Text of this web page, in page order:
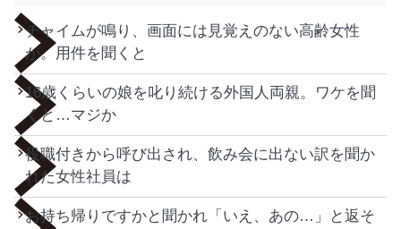
チャイムが鳴り、画面には見覚えのない高齢女性
が。用件を聞くと
16歳くらいの娘を叱り続ける外国人両親。ワケを聞
くと…マジか
役職付きから呼び出され、飲み会に出ない訳を聞か
れた女性社員は
お持ち帰りですかと聞かれ「いえ、あの…」と返そ